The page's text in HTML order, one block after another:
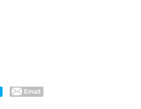
Email